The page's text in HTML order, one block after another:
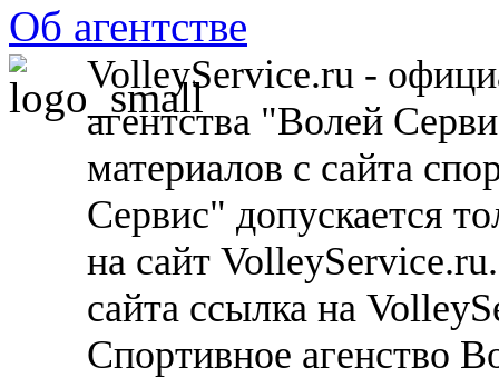
Об агентстве
VolleyService.ru -
агентства "Волей
материалов с сайта
Сервис" допускается
на сайт
сайта ссылка на
Спортивное агенство